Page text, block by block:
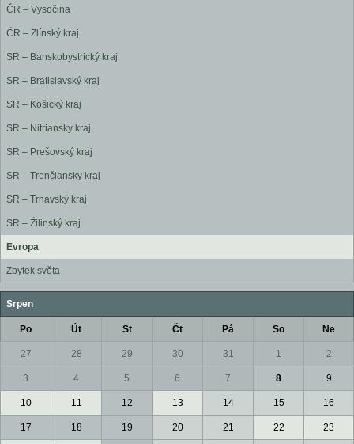
ČR – Vysočina
ČR – Zlínský kraj
SR – Banskobystrický kraj
SR – Bratislavský kraj
SR – Košický kraj
SR – Nitriansky kraj
SR – Prešovský kraj
SR – Trenčiansky kraj
SR – Trnavský kraj
SR – Žilinský kraj
Evropa
Zbytek světa
Srpen
Po Út St Čt Pá So Ne
27 28 29 30 31 1 2
3 4 5 6 7 8 9
10 11 12 13 14 15 16
17 18 19 20 21 22 23